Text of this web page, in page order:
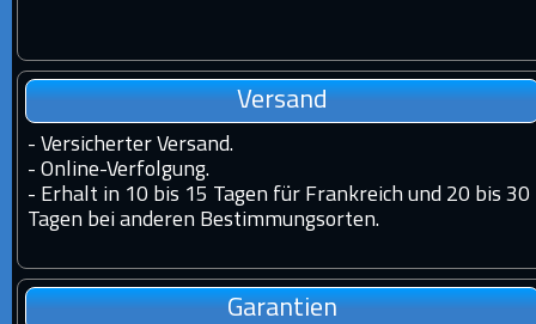
Versand
- Versicherter Versand.
- Online-Verfolgung.
- Erhalt in 10 bis 15 Tagen für Frankreich und 20 bis 30
Tagen bei anderen Bestimmungsorten.
Garantien